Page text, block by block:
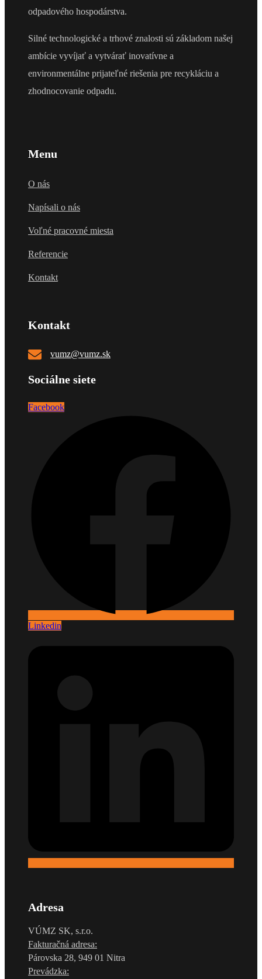
odpadového hospodárstva.
Silné technologické a trhové znalosti sú základom našej
ambície vyvíjať a vytvárať inovatívne a
environmentálne prijateľné riešenia pre recykláciu a
zhodnocovanie odpadu.
Menu
O nás
Napísali o nás
Voľné pracovné miesta
Referencie
Kontakt
Kontakt
vumz@vumz.sk
Sociálne siete
Facebook
Linkedin
Adresa
VÚMZ SK, s.r.o.
Fakturačná adresa:
Párovska 28, 949 01 Nitra
Prevádzka: